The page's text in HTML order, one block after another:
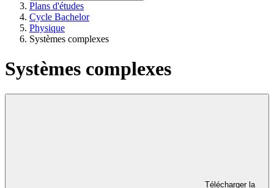
Plans d'études
Cycle Bachelor
Physique
Systèmes complexes
Systèmes complexes